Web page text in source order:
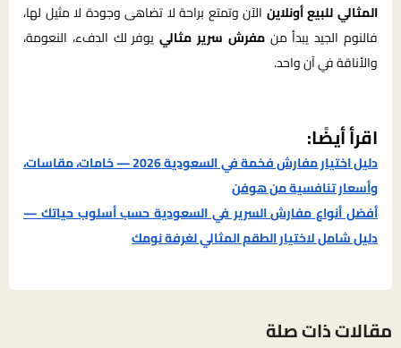
المثالي للبيع أونلاين الآن وتمتع براحة لا تضاهى وجودة لا مثيل لها،
فالنوم الجيد يبدأ منمفرش سرير مثالييوفر لك الدفء، النعومة،
والأناقة في آن واحد.
اقرأ أيضًا:
دليل اختيار مفارش فخمة في السعودية 2026 — خامات، مقاسات،
وأسعار تنافسية من هوفن
أفضل أنواع مفارش السرير في السعودية حسب أسلوب حياتك —
دليل شامل لاختيار الطقم المثالي لغرفة نومك
مقالات ذات صلة